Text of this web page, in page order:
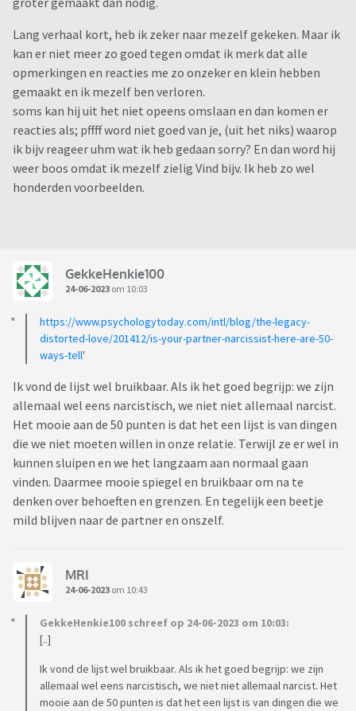
Lang verhaal kort, heb ik zeker naar mezelf gekeken. Maar ik
kan er niet meer zo goed tegen omdat ik merk dat alle
opmerkingen en reacties me zo onzeker en klein hebben
gemaakt en ik mezelf ben verloren.
soms kan hij uit het niet opeens omslaan en dan komen er
reacties als; pffff word niet goed van je, (uit het niks) waarop
ik bijv reageer uhm wat ik heb gedaan sorry? En dan word hij
weer boos omdat ik mezelf zielig Vind bijv. Ik heb zo wel
honderden voorbeelden.
GekkeHenkie100
24-06-2023 om 10:03
https://www.psychologytoday.com/intl/blog/the-legacy-
distorted-love/201412/is-your-partner-narcissist-here-are-50-
ways-tell'
Ik vond de lijst wel bruikbaar. Als ik het goed begrijp: we zijn
allemaal wel eens narcistisch, we niet niet allemaal narcist.
Het mooie aan de 50 punten is dat het een lijst is van dingen
die we niet moeten willen in onze relatie. Terwijl ze er wel in
kunnen sluipen en we het langzaam aan normaal gaan
vinden. Daarmee mooie spiegel en bruikbaar om na te
denken over behoeften en grenzen. En tegelijk een beetje
mild blijven naar de partner en onszelf.
MRI
24-06-2023 om 10:43
GekkeHenkie100 schreef op 24-06-2023 om 10:03:
[..]
Ik vond de lijst wel bruikbaar. Als ik het goed begrijp: we zijn
allemaal wel eens narcistisch, we niet niet allemaal narcist. Het
mooie aan de 50 punten is dat het een lijst is van dingen die we